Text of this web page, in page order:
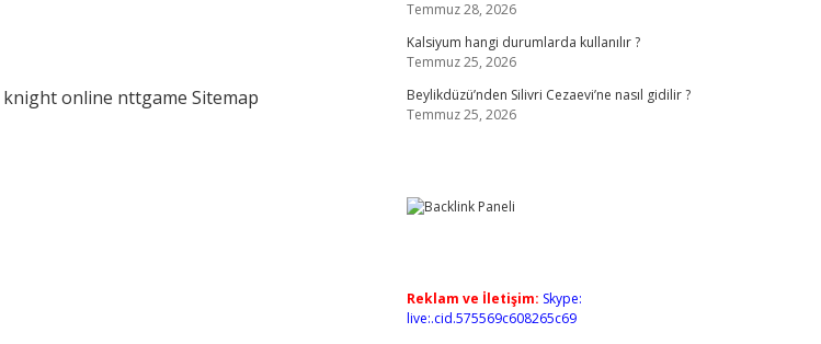
knight online nttgame Sitemap
Temmuz 28, 2026
Kalsiyum hangi durumlarda kullanılır ?
Temmuz 25, 2026
Beylikdüzü’nden Silivri Cezaevi’ne nasıl gidilir ?
Temmuz 25, 2026
Reklam ve İletişim: Skype:
live:.cid.575569c608265c69